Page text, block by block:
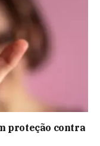
proteção contra